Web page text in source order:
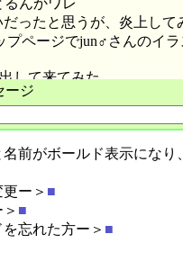
ージ
前がボールド表示になり
ー＞ ■
■
忘れた方ー＞ ■